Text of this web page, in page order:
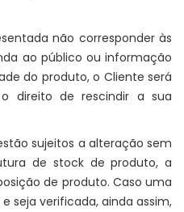
não corresponder às
ao público ou informação
do produto, o Cliente será
direito de rescindir a sua
sujeitos a alteração sem
de stock de produto, a
de produto. Caso uma
seja verificada, ainda assim,